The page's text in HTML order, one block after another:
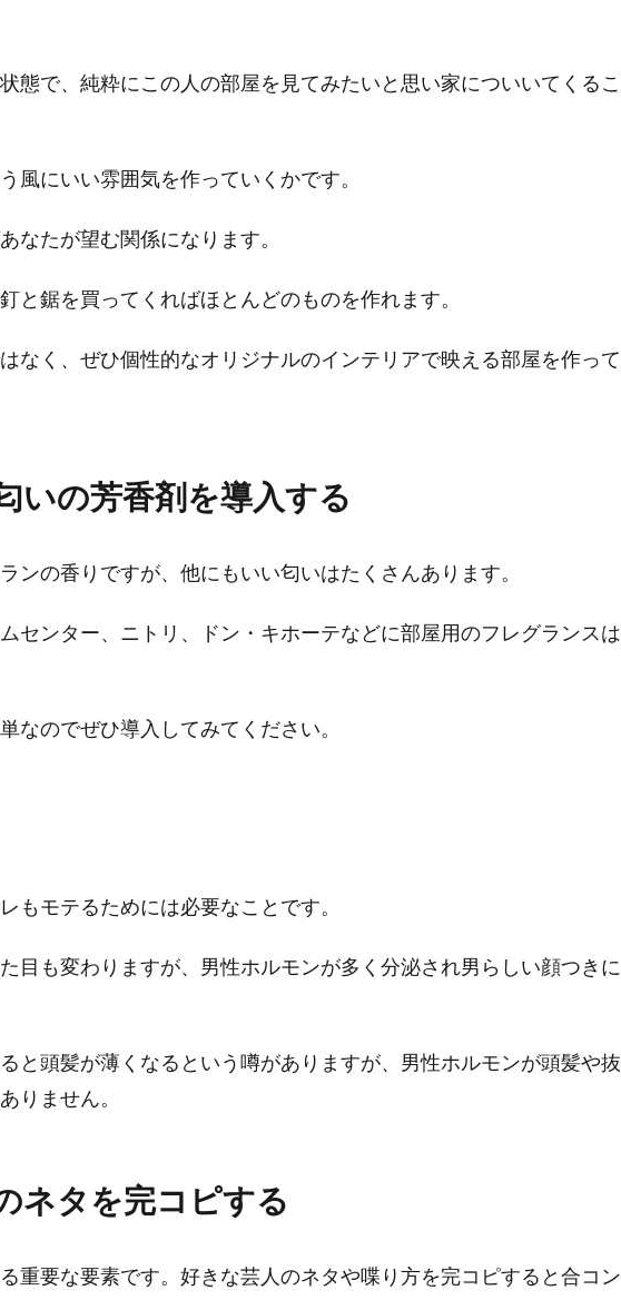
態で、純粋にこの人の部屋を見てみたいと思い家についいてくるこ
風にいい雰囲気を作っていくかです。
なたが望む関係になります。
と鋸を買ってくればほとんどのものを作れます。
なく、ぜひ個性的なオリジナルのインテリアで映える部屋を作って
いの芳香剤を導入する
ンの香りですが、他にもいい匂いはたくさんあります。
センター、ニトリ、ドン・キホーテなどに部屋用のフレグランスは
なのでぜひ導入してみてください。
もモテるためには必要なことです。
目も変わりますが、男性ホルモンが多く分泌され男らしい顔つきに
と頭髪が薄くなるという噂がありますが、男性ホルモンが頭髪や抜
りません。
ネタを完コピする
重要な要素です。好きな芸人のネタや喋り方を完コピすると合コン